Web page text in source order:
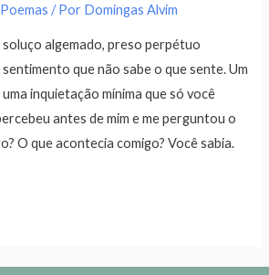
/ Por Domingas Alvim
algemado, preso perpétuo
que não sabe o que sente. Um
inquietação mínima que só você
antes de mim e me perguntou o
O que acontecia comigo? Você sabia.